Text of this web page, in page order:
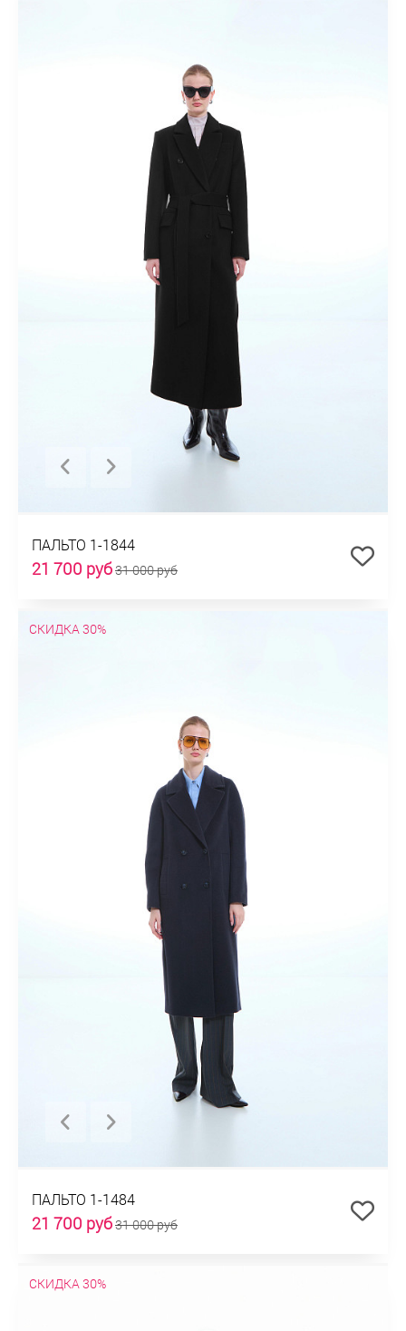
ПАЛЬТО 1-1844
21 700 руб31 000 руб
СКИДКА 30%
ПАЛЬТО 1-1484
21 700 руб31 000 руб
СКИДКА 30%